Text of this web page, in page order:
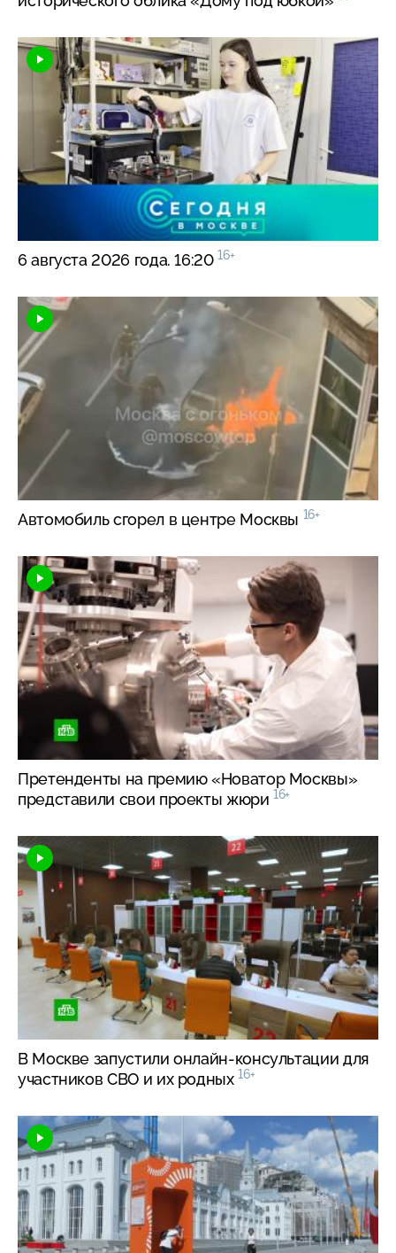
6 августа 2026 года. 16:20 16+
Автомобиль сгорел в центре Москвы 16+
Претенденты на премию «Новатор Москвы»
представили свои проекты жюри 16+
В Москве запустилионлайн-консультации для
участников СВО и их родных 16+